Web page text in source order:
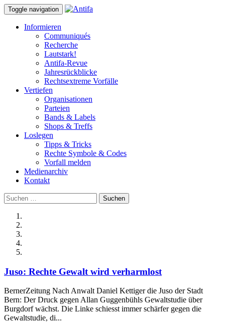
Toggle navigation
Informieren
Communiqués
Recherche
Lautstark!
Antifa-Revue
Jahresrückblicke
Rechtsextreme Vorfälle
Vertiefen
Organisationen
Parteien
Bands & Labels
Shops & Treffs
Loslegen
Tipps & Tricks
Rechte Symbole & Codes
Vorfall melden
Medienarchiv
Kontakt
Suchen
nach:
Juso: Rechte Gewalt wird verharmlost
BernerZeitung Nach Anwalt Daniel Kettiger die Juso der Stadt
Bern: Der Druck gegen Allan Guggenbühls Gewaltstudie über
Burgdorf wächst. Die Linke schiesst immer schärfer gegen die
Gewaltstudie, di...